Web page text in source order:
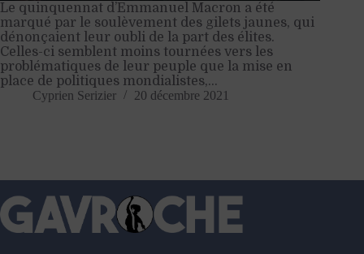
Le quinquennat d’Emmanuel Macron a été
marqué par le soulèvement des gilets jaunes, qui
dénonçaient leur oubli de la part des élites.
Celles-ci semblent moins tournées vers les
problématiques de leur peuple que la mise en
place de politiques mondialistes,…
Cyprien Serizier 20 décembre 2021